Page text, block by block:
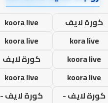
كورة لايف
koora live
kora live
koora live
koora live
كورة لايف
koora live
koora live
كورة لايف -
كورة لايف -